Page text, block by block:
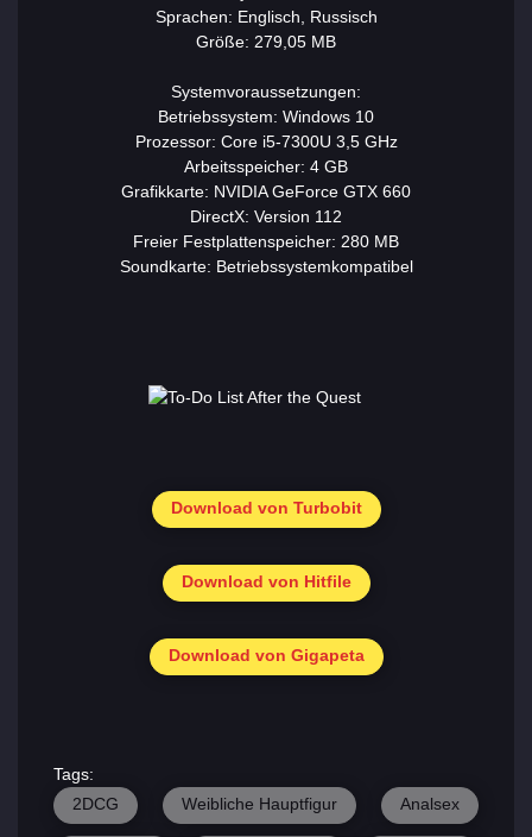
Sprachen: Englisch, Russisch
Größe: 279,05 MB
Systemvoraussetzungen:
Betriebssystem: Windows 10
Prozessor: Core i5-7300U 3,5 GHz
Arbeitsspeicher: 4 GB
Grafikkarte: NVIDIA GeForce GTX 660
DirectX: Version 112
Freier Festplattenspeicher: 280 MB
Soundkarte: Betriebssystemkompatibel
Download von Turbobit
Download von Hitfile
Download von Gigapeta
Tags:
2DCG
Weibliche Hauptfigur Analsex